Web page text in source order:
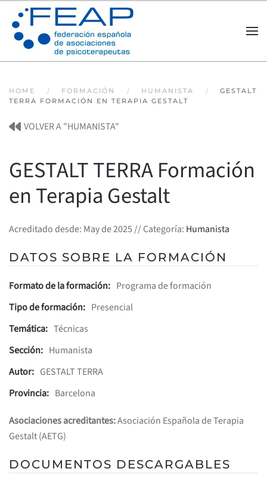
Skip to main content
HOME FORMACIÓN HUMANISTA
GESTALT
TERRA FORMACIÓN EN TERAPIA GESTALT
VOLVER A "HUMANISTA"
GESTALT TERRA Formación
en Terapia Gestalt
Acreditado desde: May de 2025 // Categoría: Humanista
DATOS SOBRE LA FORMACIÓN
Formato de la formación: Programa de formación
Tipo de formación: Presencial
Temática: Técnicas
Sección: Humanista
Autor: GESTALT TERRA
Provincia: Barcelona
Asociaciones acreditantes:Asociación Española de Terapia
Gestalt (AETG)
DOCUMENTOS DESCARGABLES